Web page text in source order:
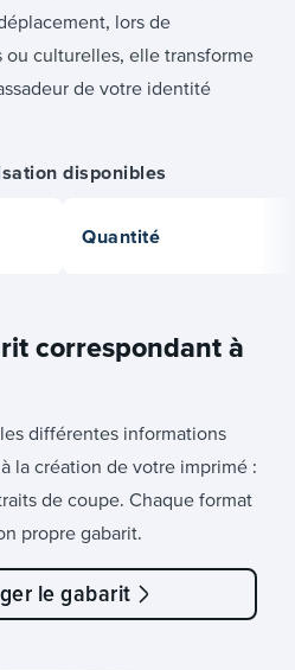
lors de
ou culturelles, elle transforme
de votre identité
disponibles
Quantité
correspondant à
différentes informations
la création de votre imprimé :
de coupe. Chaque format
propre gabarit.
le gabarit